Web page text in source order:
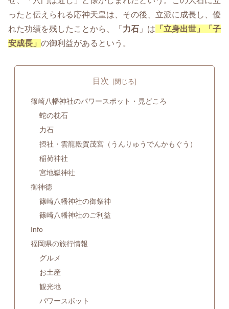
ったと伝えられる応神天皇は、その後、立派に成長し、優
れた功績を残したことから、「 力石 」は 「立身出世」「子
安成長」 の御利益があるという。
目次
篠崎八幡神社のパワースポット・見どころ
蛇の枕石
力石
摂社・雲龍殿賀茂宮（うんりゅうでんかもぐう）
稲荷神社
宮地嶽神社
御神徳
篠崎八幡神社の御祭神
篠崎八幡神社のご利益
Info
福岡県の旅行情報
グルメ
お土産
観光地
パワースポット